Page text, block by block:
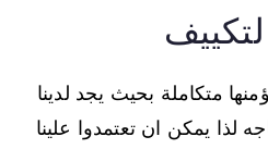
متكاملة بحيث يجد لدينا
لذا يمكن ان تعتمدوا علينا